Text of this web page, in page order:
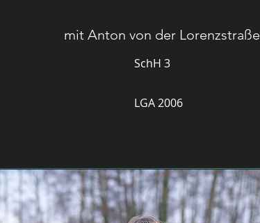
mit Anton von der Lorenzstraße
SchH 3
LGA 2006